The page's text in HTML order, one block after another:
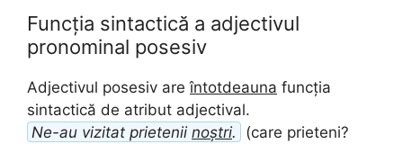
Funcția sintactică a adjectivul
pronominal posesiv
Adjectivul posesiv areîntotdeauna funcția
sintactică de atribut adjectival.
Ne-au vizitat prietenii noștri.
(care prieteni?